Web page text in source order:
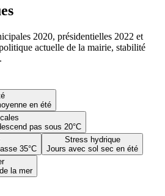
en été
pas sous 20°C
35°C
Stress hydrique
Jours avec sol sec en été
la mer
2020, présidentielles 2022 et
actuelle de la mairie, stabilité